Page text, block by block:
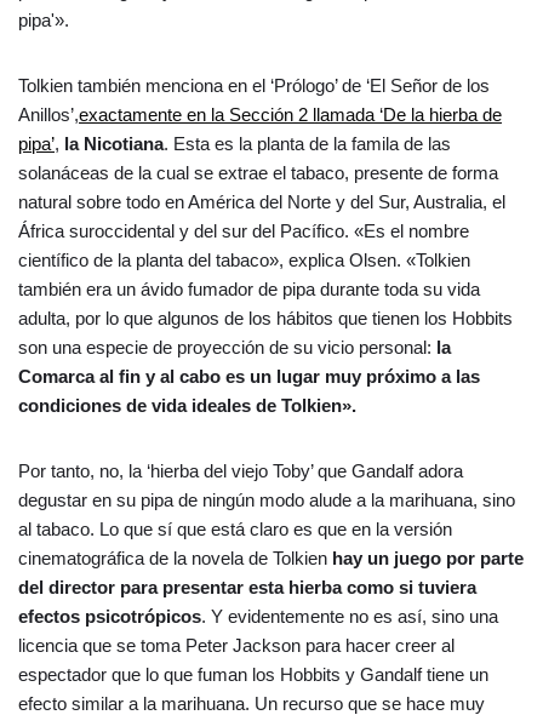
pipa'».
Tolkien también menciona en el ‘Prólogo’ de ‘El Señor de los
Anillos’,exactamente en la Sección 2 llamada ‘De la hierba de
pipa’, la Nicotiana. Esta es la planta de la famila de las
solanáceas de la cual se extrae el tabaco, presente de forma
natural sobre todo en América del Norte y del Sur, Australia, el
África suroccidental y del sur del Pacífico. «Es el nombre
científico de la planta del tabaco», explica Olsen. «Tolkien
también era un ávido fumador de pipa durante toda su vida
adulta, por lo que algunos de los hábitos que tienen los Hobbits
son una especie de proyección de su vicio personal: la
Comarca al fin y al cabo es un lugar muy próximo a las
condiciones de vida ideales de Tolkien».
Por tanto, no, la ‘hierba del viejo Toby’ que Gandalf adora
degustar en su pipa de ningún modo alude a la marihuana, sino
al tabaco. Lo que sí que está claro es que en la versión
cinematográfica de la novela de Tolkien hay un juego por parte
del director para presentar esta hierba como si tuviera
efectos psicotrópicos. Y evidentemente no es así, sino una
licencia que se toma Peter Jackson para hacer creer al
espectador que lo que fuman los Hobbits y Gandalf tiene un
efecto similar a la marihuana. Un recurso que se hace muy